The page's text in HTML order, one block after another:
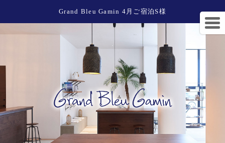
Grand Bleu Gamin 4月ご宿泊S様